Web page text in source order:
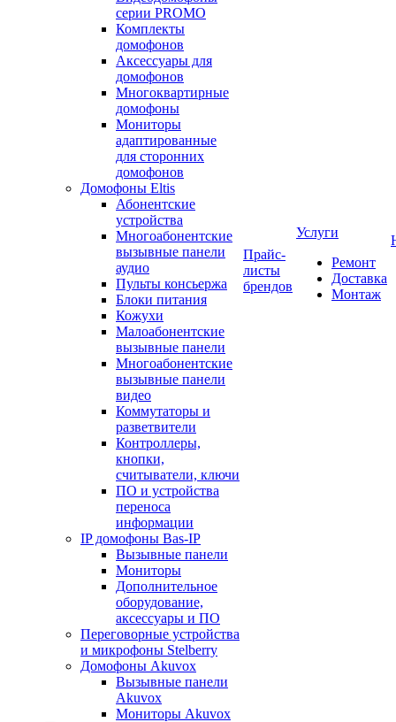
серии PROMO
Комплекты
домофонов
Аксессуары для
домофонов
Многоквартирные
домофоны
Мониторы
адаптированные
для сторонних
домофонов
Домофоны Eltis
Абонентские
устройства
Многоабонентские
вызывные панели
аудио
Пульты консьержа
Блоки питания
Кожухи
Малоабонентские
вызывные панели
Многоабонентские
вызывные панели
видео
Коммутаторы и
разветвители
Контроллеры,
кнопки,
считыватели, ключи
ПО и устройства
переноса
информации
IP домофоны Bas-IP
Вызывные панели
Мониторы
Дополнительное
оборудование,
аксессуары и ПО
Переговорные устройства
и микрофоны Stelberry
Домофоны Akuvox
Вызывные панели
Akuvox
Мониторы Akuvox
Прайс-
листы
брендов
Услуги
Ремонт
Доставка
Монтаж